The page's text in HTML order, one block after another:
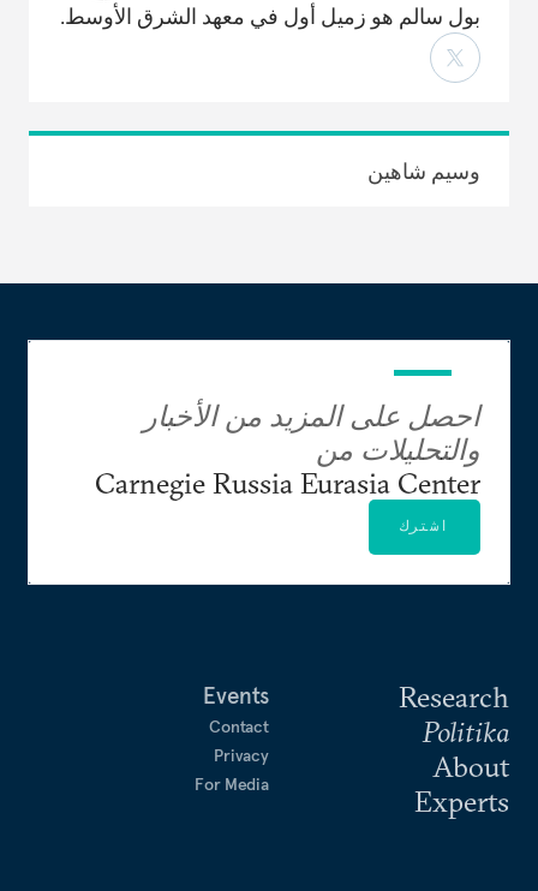
بول سالم هو زميل أول في معهد الشرق الأوسط.
وسيم شاهين
Research
Politika
About
Experts
Events
Contact
Privacy
For Media
احصل على المزيد من الأخبار
والتحليلات من
Carnegie Russia Eurasia Center
اشترك